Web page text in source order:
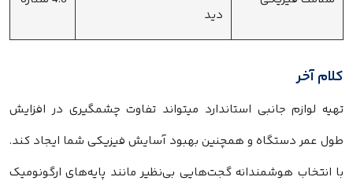
دید
کلام آخر
تهیه لوازم جانبی استاندارد میتواند تفاوت چشمگیری در افزایش
طول عمر دستگاه و همچنین بهبود آسایش فیزیکی شما ایجاد کند.
با انتخاب هوشمندانه گجت‌هایی بی‌نظیر مانند پایه‌های ارگونومیک